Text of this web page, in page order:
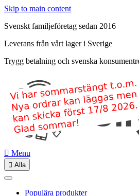
Skip to main content
Svenskt familjeföretag sedan 2016
Leverans från vårt lager i Sverige
Trygg betalning och svenska
 Menu
 Alla
Populära produkter